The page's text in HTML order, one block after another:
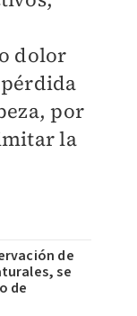
dolor
pérdida
por
la
de
se
de